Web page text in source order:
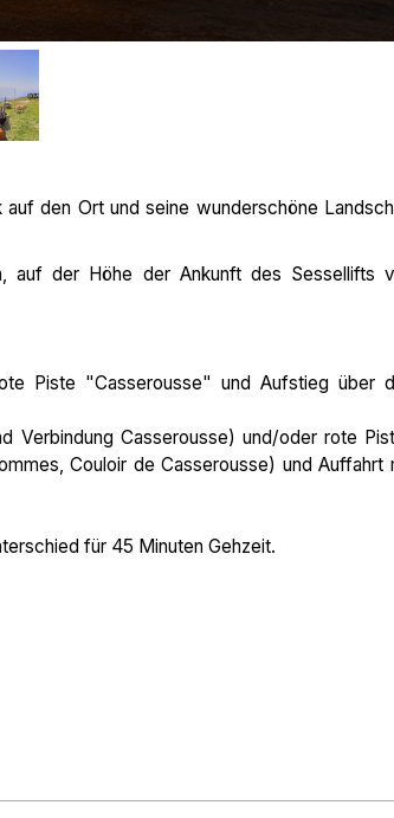
den Ort und seine wunderschöne
auf der Höhe der Ankunft des Sessellifts
Piste "Casserousse" und Aufstieg über
Verbindung Casserousse) und/oder rote
Couloir de Casserousse) und Auffahrt
für 45 Minuten Gehzeit.